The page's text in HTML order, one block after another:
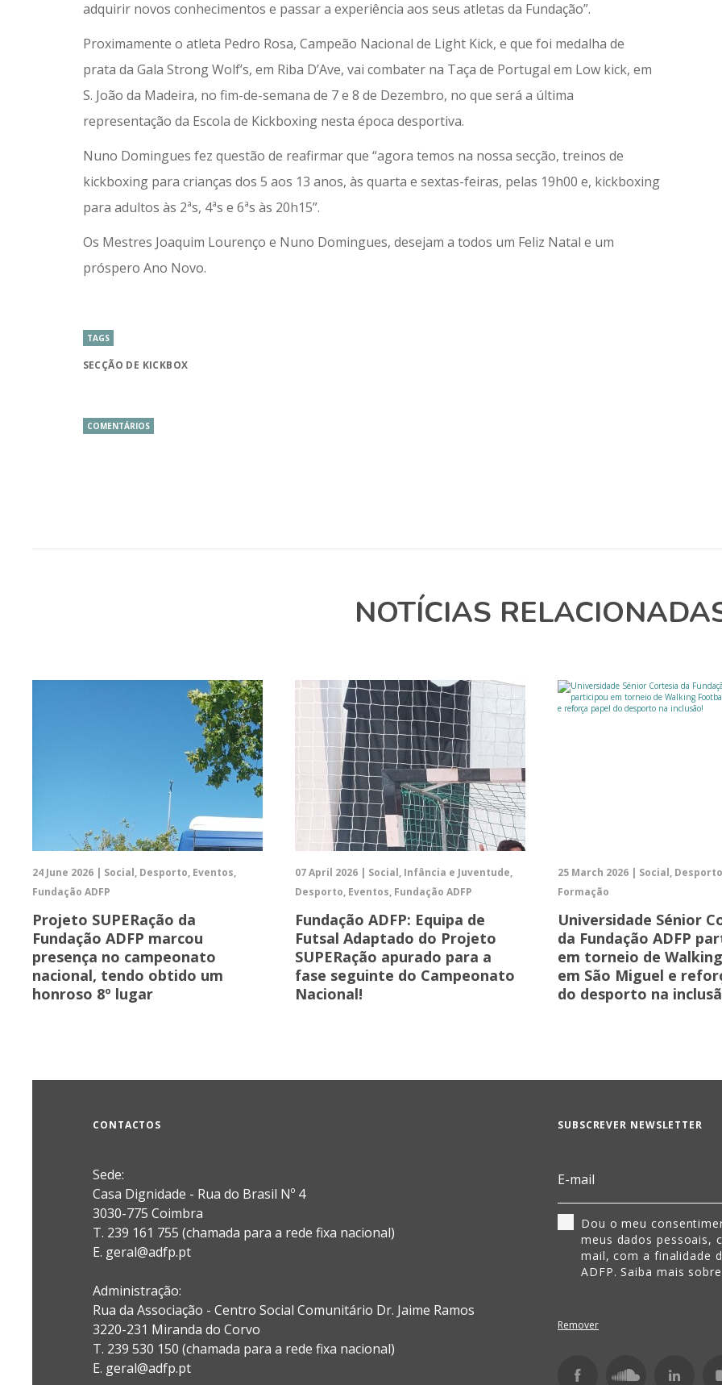
adquirir novos conhecimentos e passar a experiência aos seus atletas da Fundação”.
Proximamente o atleta Pedro Rosa, Campeão Nacional de Light Kick, e que foi medalha de
prata da Gala Strong Wolf’s, em Riba D’Ave, vai combater na Taça de Portugal em Low kick, em
S. João da Madeira, no fim-de-semana de 7 e 8 de Dezembro, no que será a última
representação da Escola de Kickboxing nesta época desportiva.
Nuno Domingues fez questão de reafirmar que “agora temos na nossa secção, treinos de
kickboxing para crianças dos 5 aos 13 anos, às quarta e sextas-feiras, pelas 19h00 e, kickboxing
para adultos às 2ªs, 4ªs e 6ªs às 20h15”.
Os Mestres Joaquim Lourenço e Nuno Domingues, desejam a todos um Feliz Natal e um
próspero Ano Novo.
TAGS
SECÇÃO DE KICKBOX
COMENTÁRIOS
NOTÍCIAS
24 June 2026 | Social, Desporto, Eventos,
Fundação ADFP
Projeto SUPERação da
Fundação ADFP marcou
presença no campeonato
nacional, tendo obtido um
honroso 8º lugar
07 April 2026 | Social, Infância e Juventude,
Desporto, Eventos, Fundação ADFP
Fundação ADFP: Equipa de
Futsal Adaptado do Projeto
SUPERação apurado para a
fase seguinte do Campeonato
Nacional!
25 March 2026 | Social,
Formação
Universidade Sénior
da Fundação ADFP
em torneio de
em São Miguel e
do desporto na
CONTACTOS
Sede:
Casa Dignidade - Rua do Brasil Nº 4
3030-775 Coimbra
T. 239 161 755 (chamada para a rede fixa nacional)
E. geral@adfp.pt
Administração:
Rua da Associação - Centro Social Comunitário Dr. Jaime Ramos
3220-231 Miranda do Corvo
T. 239 530 150 (chamada para a rede fixa nacional)
E. geral@adfp.pt
SUBSCREVER NEWSLETTER
Dou o meu
meus dados pessoais,
mail, com a finalidade
ADFP. Saiba mais
Remover